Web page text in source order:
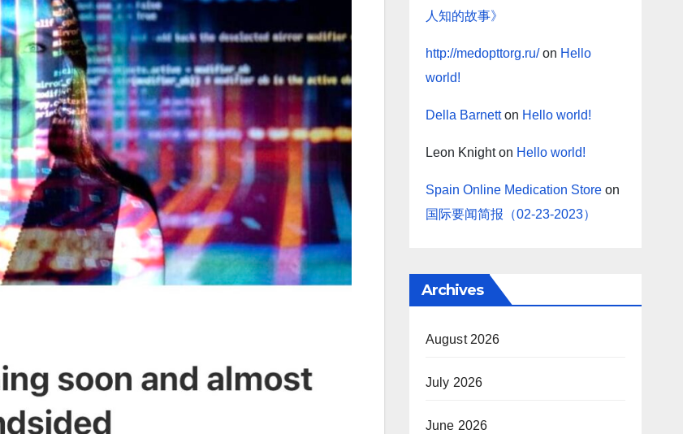
人知的故事》
http://medopttorg.ru/on Hello
world!
Della Barnetton Hello world!
Leon Knighton Hello world!
Spain Online Medication Storeon
国际要闻简报（02-23-2023）
Archives
August 2026
July 2026
June 2026